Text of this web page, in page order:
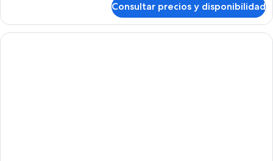
individual
Consultar precios y disponibilidad